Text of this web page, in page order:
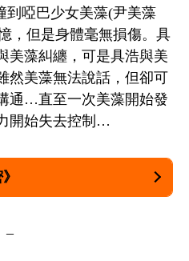
到啞巴少女美藻(尹美藻
，但是身體毫無損傷。具
美藻糾纏，可是具浩與美
然美藻無法說話，但卻可
通…直至一次美藻開始發
開始失去控制…
–